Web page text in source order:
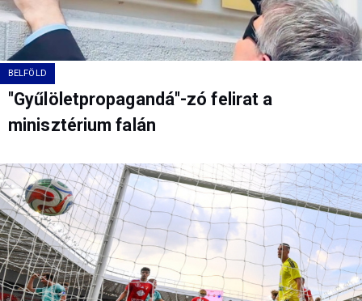
BELFÖLD
"Gyűlöletpropagandá"-zó felirat a
minisztérium falán